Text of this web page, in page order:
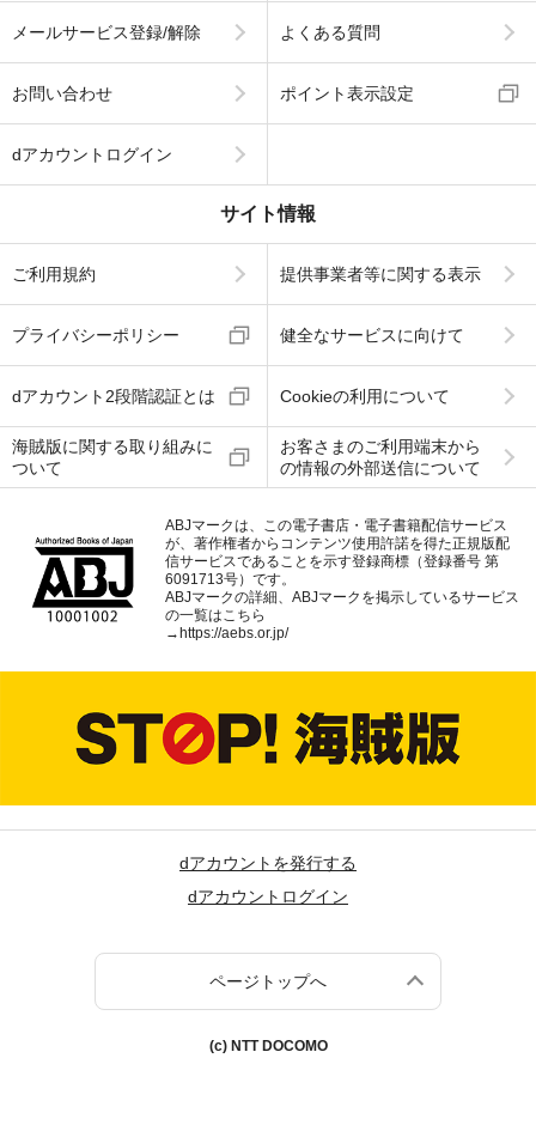
メールサービス登録/解除 よくある質問
お問い合わせ ポイント表示設定
dアカウントログイン
サイト情報
ご利用規約 提供事業者等に関する表示
プライバシーポリシー 健全なサービスに向けて
dアカウント2段階認証とは Cookieの利用について
海賊版に関する取り組みに
ついて
お客さまのご利用端末から
の情報の外部送信について
ABJマークは、この電子書店・電子書籍配信サービス
が、著作権者からコンテンツ使用許諾を得た正規版配
信サービスであることを示す登録商標（登録番号 第
6091713号）です。
ABJマークの詳細、ABJマークを掲示しているサービス
の一覧はこちら
→https://aebs.or.jp/
dアカウントを発行する
dアカウントログイン
ページトップへ
(c) NTT DOCOMO